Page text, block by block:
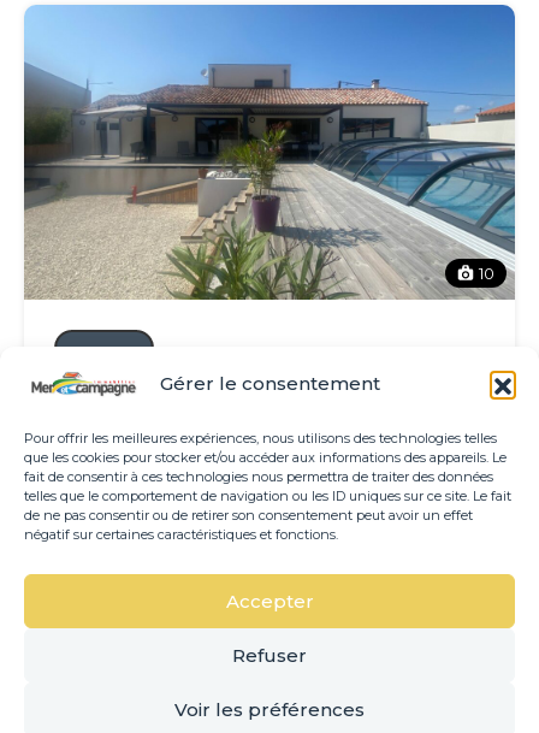
Gérer le consentement
Pour offrir les meilleures expériences, nous utilisons des technologies telles
que les cookies pour stocker et/ou accéder aux informations des appareils. Le
fait de consentir à ces technologies nous permettra de traiter des données
telles que le comportement de navigation ou les ID uniques sur ce site. Le fait
de ne pas consentir ou de retirer son consentement peut avoir un effet
négatif sur certaines caractéristiques et fonctions.
Accepter
Refuser
Voir les préférences
10
Vente
maison de 2020 de 172m² Hab. avec
piscine
1 115 000€
3 1 171.50 m²